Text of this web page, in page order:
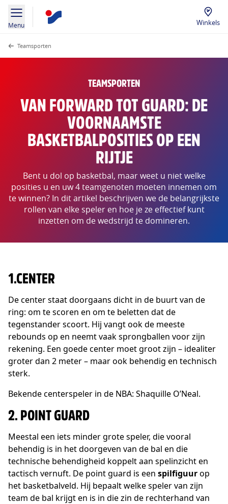
Menu Winkels
Teamsporten
TEAMSPORTEN
VAN FORWARD TOT GUARD: DE
VOORNAAMSTE
BASKETBALPOSITIES OP EEN
RIJTJE
Bent u dol op basketbal, maar weet u niet welke
posities u en uw 4 teamgenoten moeten innemen om
te winnen? In dit artikel beschrijven we de belangrijkste
rollen van elke speler en hoe je ze effectief kunt
inzetten om de wedstrijd te domineren.
1.CENTER
De center staat doorgaans dicht in de buurt van de
ring: om te scoren en om te beletten dat de
tegenstander scoort. Hij vangt ook de meeste
rebounds op en neemt vaak sprongballen voor zijn
rekening. Een goede center moet groot zijn – idealiter
groter dan 2 meter – maar ook behendig en technisch
sterk.
Bekende centerspeler in de NBA: Shaquille O’Neal.
2. POINT GUARD
Meestal een iets minder grote speler, die vooral
behendig is in het doorgeven van de bal en die
technische behendigheid koppelt aan spelinzicht en
tactisch vernuft. De point guard is een spilfiguurop
het basketbalveld. Hij bepaalt welke speler van zijn
team de bal krijgt en is in die zin de rechterhand van